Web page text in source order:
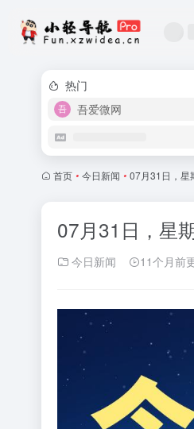
热门
吾爱微网
首页 • 今日新闻 • 07月31日，星
07月31日，星
今日新闻 11个月前